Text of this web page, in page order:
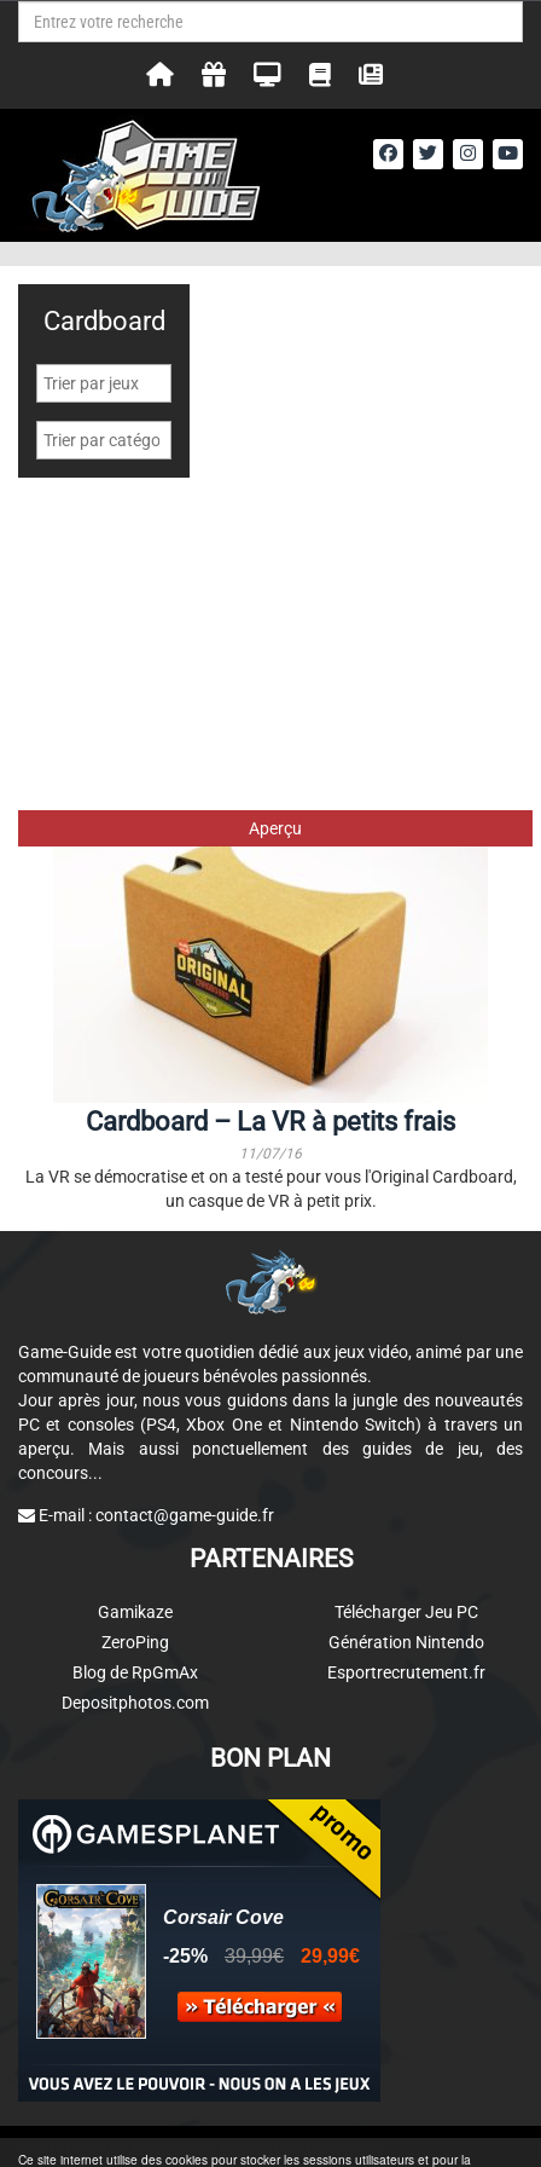
Ce site internet utilise des cookies pour stocker les sessions utilisateurs et pour la
Aperçu
Cardboard – La VR à petits frais
11/07/16
La VR se démocratise et on a testé pour vous l'Original Cardboard,
un casque de VR à petit prix.
Cardboard
Game-Guide est votre quotidien dédié aux jeux vidéo, animé par une
communauté de joueurs bénévoles passionnés.
Jour après jour, nous vous guidons dans la jungle des nouveautés
PC et consoles (PS4, Xbox One et Nintendo Switch) à travers un
aperçu. Mais aussi ponctuellement des guides de jeu, des
concours...
E-mail :contact@game-guide.fr
PARTENAIRES
Gamikaze
ZeroPing
Blog de RpGmAx
Depositphotos.com
Télécharger Jeu PC
Génération Nintendo
Esportrecrutement.fr
BON PLAN